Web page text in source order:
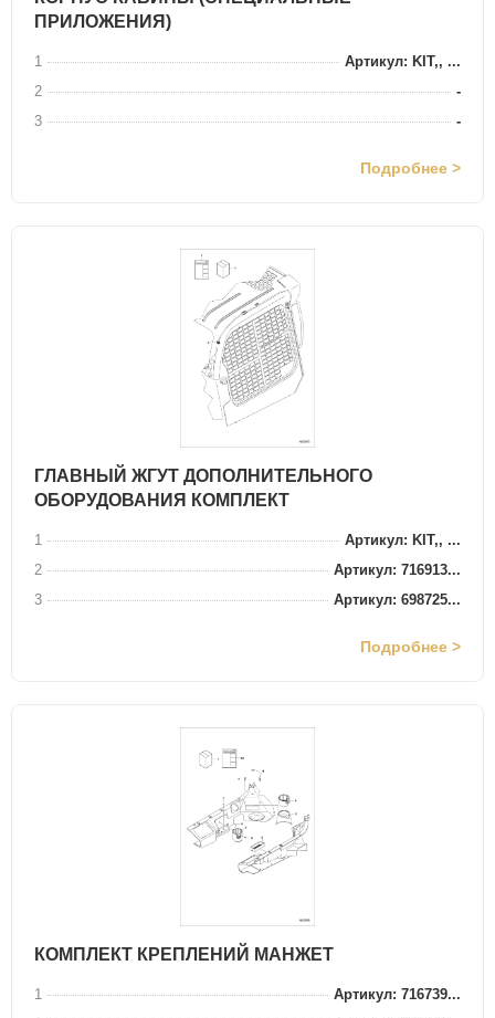
ПРИЛОЖЕНИЯ)
1
Артикул: KIT,, ...
2
-
3
-
Подробнее >
ГЛАВНЫЙ ЖГУТ ДОПОЛНИТЕЛЬНОГО
ОБОРУДОВАНИЯ КОМПЛЕКТ
1
Артикул: KIT,, ...
2
Артикул: 716913...
3
Артикул: 698725...
Подробнее >
КОМПЛЕКТ КРЕПЛЕНИЙ МАНЖЕТ
1
Артикул: 716739...